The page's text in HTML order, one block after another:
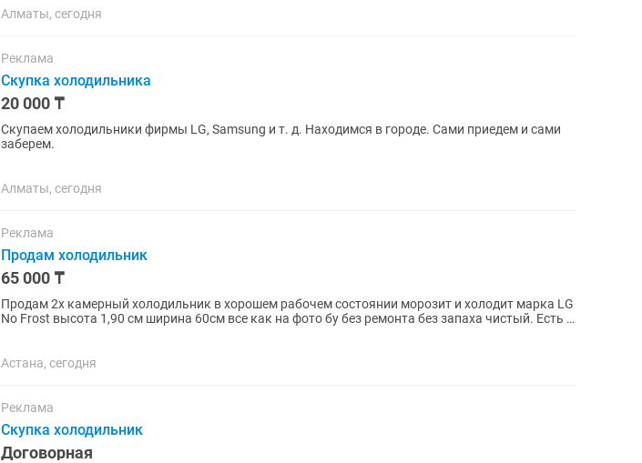
Алматы, сегодня
Реклама
Скупка холодильника
20 000 ₸
Скупаем холодильники фирмы LG, Samsung и т. д. Находимся в городе. Сами приедем и сами
заберем.
Алматы, сегодня
Реклама
Продам холодильник
65 000 ₸
Продам 2х камерный холодильник в хорошем рабочем состоянии морозит и холодит марка LG
No Frost высота 1,90 см ширина 60см все как на фото бу без ремонта без запаха чистый. Есть и
Астана, сегодня
Реклама
Скупка холодильник
Договорная